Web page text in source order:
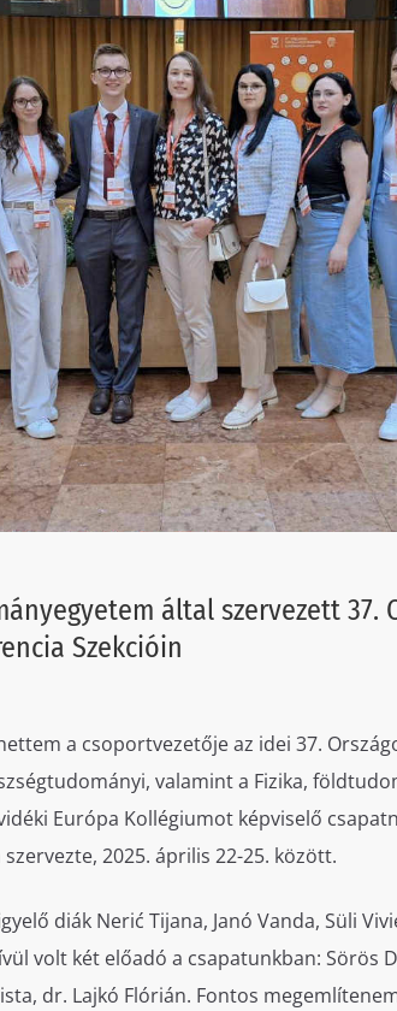
által szervezett 37.
Szekcióin
a csoportvezetője az idei 37.
valamint a Fizika,
Európa Kollégiumot képviselő
2025. április 22-25. között.
diák Nerić Tijana, Janó Vanda, Süli
volt két előadó a csapatunkban: Sörös
dr. Lajkó Flórián. Fontos